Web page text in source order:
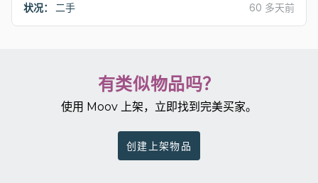
状况：
二手
60 多天前
有类似物品吗？
使用 Moov 上架，立即找到完美买家。
创建上架物品